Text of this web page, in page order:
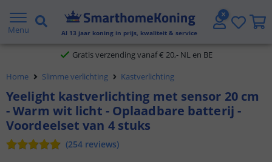
Menu Al 13 jaar koning in prijs, kwaliteit & service
2 jaar garantie
Gratis verzending vanaf € 20,- NL en BE
Klantbeoordeling 9.1
Voor 23:45 uur besteld, morgen in huis
Home Slimme verlichting Kastverlichting
Yeelight kastverlichting met sensor 20 cm
- Warm wit licht - Oplaadbare batterij -
Voordeelset van 4 stuks
(254 reviews)